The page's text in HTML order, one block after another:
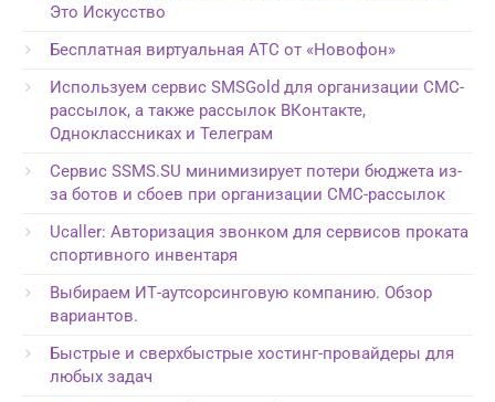
Это Искусство
Бесплатная виртуальная АТС от «Новофон»
Используем сервис SMSGold для организации СМС-
рассылок, а также рассылок ВКонтакте,
Одноклассниках и Телеграм
Сервис SSMS.SU минимизирует потери бюджета из-
за ботов и сбоев при организации СМС-рассылок
Ucaller: Авторизация звонком для сервисов проката
спортивного инвентаря
Выбираем ИТ-аутсорсинговую компанию. Обзор
вариантов.
Быстрые и сверхбыстрые хостинг-провайдеры для
любых задач